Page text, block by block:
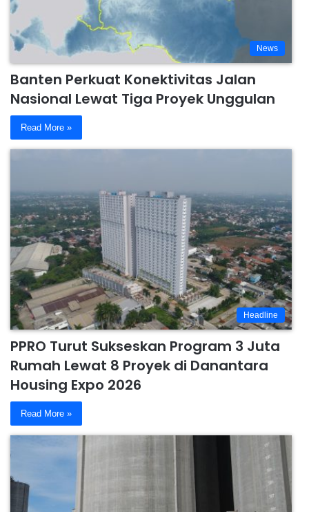
News
Banten Perkuat Konektivitas Jalan
Nasional Lewat Tiga Proyek Unggulan
Read More »
Headline
PPRO Turut Sukseskan Program 3 Juta
Rumah Lewat 8 Proyek di Danantara
Housing Expo 2026
Read More »